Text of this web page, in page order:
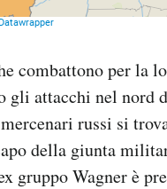
combattono per la
gli attacchi nel nord
russi si
della giunta
gruppo Wagner è